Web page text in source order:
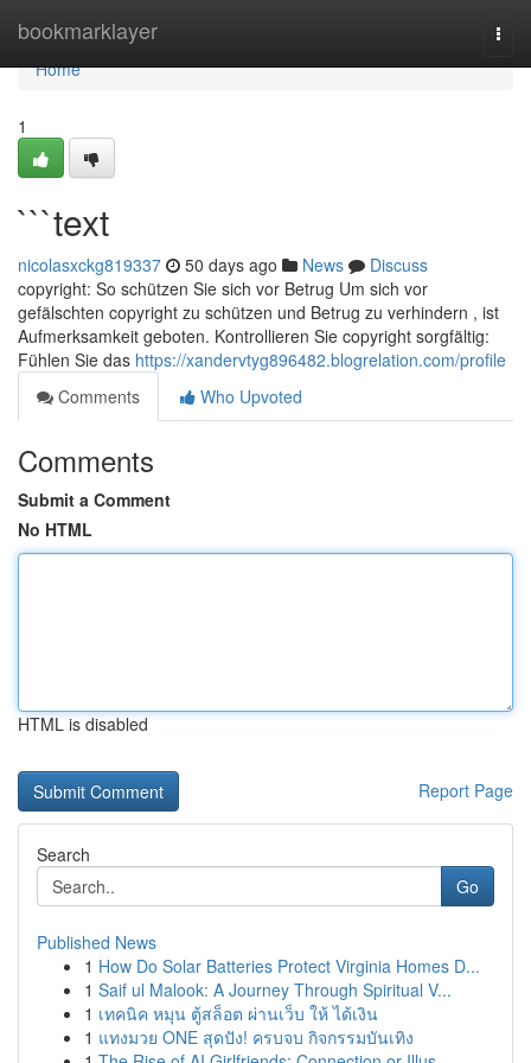
bookmarklayer
Home
Home
1
```text
nicolasxckg819337 50 days ago News
Discuss
copyright: So schützen Sie sich vor Betrug Um sich vor
gefälschten copyright zu schützen und Betrug zu verhindern , ist
Aufmerksamkeit geboten. Kontrollieren Sie copyright sorgfältig:
Fühlen Sie das https://xandervtyg896482.blogrelation.com/profile
Comments
Who Upvoted
Comments
Submit a Comment
No HTML
HTML is disabled
Report Page
Search
Go
Published News
1 How Do Solar Batteries Protect Virginia Homes D...
1 Saif ul Malook: A Journey Through Spiritual V...
1 เทคนิค หมุน ตู้สล็อต ผ่านเว็บ ให้ ได้เงิน
1 แทงมวย ONE สุดปัง! ครบจบ กิจกรรมบันเทิง